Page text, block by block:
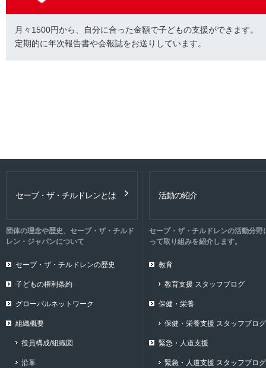
月々1500円から、自分に合った金額で子どもの支援ができます。
定期的に年次報告書や会報誌をお送りしています。
セーブ・ザ・チルドレンとは
団体の理念や歴史、セーブ・ザ・チルド
レン・ジャパンについて
セーブ・ザ・チルドレンの歴史
子どもの権利条約
グローバルネットワーク
組織概要
役員構成/組織図
沿革
活動の紹介
セーブ・ザ・チルドレンの活動分野
って取り組みを紹介します。
教育
教育支援 スタッフブログ
保健・栄養
保健・栄養支援 スタッフブログ
緊急・人道支援
緊急・人道支援 スタッフブログ